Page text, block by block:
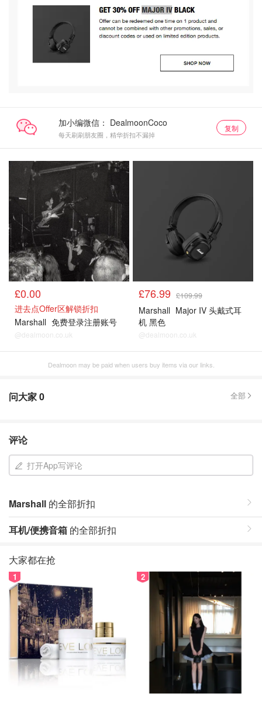
加小编微信：
每天刷刷朋友圈，精华折扣不漏掉
复制
£0.00
进去点Offer区解锁折扣
Marshall 免费登录注册账号
@dealmoon.co.uk
£76.99 £109.99
Marshall Major IV 头戴式耳
机 黑色
@dealmoon.co.uk
Dealmoon may be paid when users buy items via our links.
问大家0 全部
评论
打开App写评论
Marshall 的全部折扣
耳机/便携音箱 的全部折扣
大家都在抢
1 2